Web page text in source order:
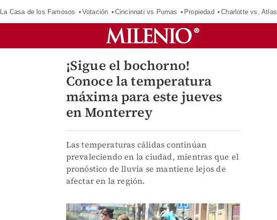
La Casa de los Famosos Votación Cincinnati vs Pumas Propiedad Charlotte vs. Atlas
¡Sigue el bochorno!
Conoce la temperatura
máxima para este jueves
en Monterrey
Las temperaturas cálidas continúan
prevaleciendo en la ciudad, mientras que el
pronóstico de lluvia se mantiene lejos de
afectar en la región.